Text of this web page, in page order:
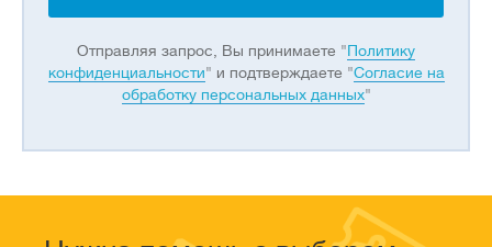
Отправляя запрос, Вы принимаете "Политику
конфиденциальности" и подтверждаете "Согласие на
обработку персональных данных"